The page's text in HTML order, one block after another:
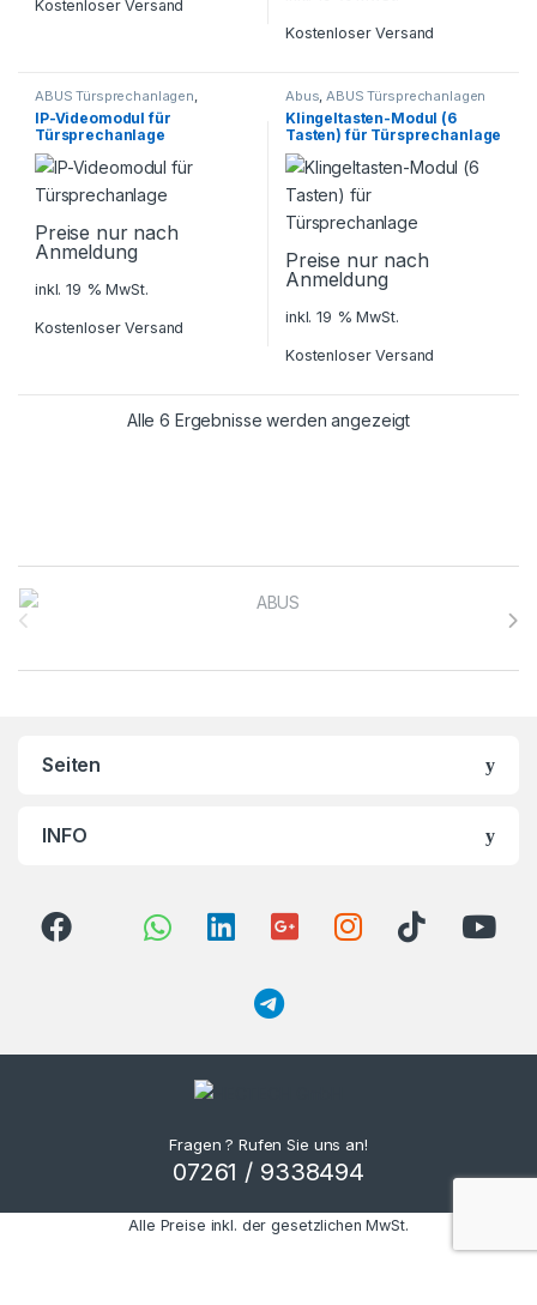
Kostenloser Versand
Kostenloser Versand
ABUS Türsprechanlagen,
Sicherheitstechnik,
Türsprechanlagen
IP-Videomodul für
Türsprechanlage
Preise nur nach
Anmeldung
inkl. 19 % MwSt.
Kostenloser Versand
Abus,ABUS Türsprechanlagen
Klingeltasten-Modul (6
Tasten) für Türsprechanlage
Preise nur nach
Anmeldung
inkl. 19 % MwSt.
Kostenloser Versand
Alle 6 Ergebnisse werden angezeigt
Brands Carousel
Seiten
INFO
Fragen ? Rufen Sie uns an!
07261 / 9338494
Alle Preise inkl. der gesetzlichen MwSt.